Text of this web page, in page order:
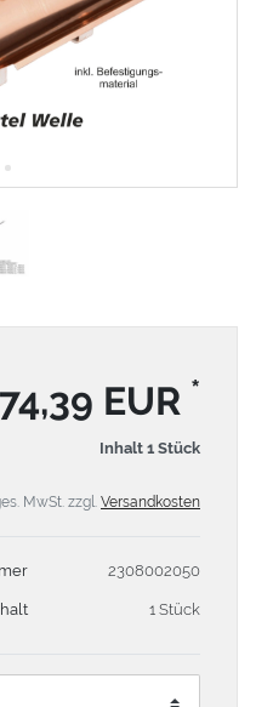
EUR *
Inhalt 1 Stück
MwSt. zzgl. Versandkosten
2308002050
1 Stück